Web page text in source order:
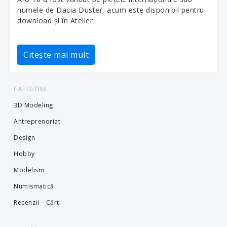
numele de Dacia Duster, acum este disponibil pentru
download și în Atelier
Citește mai mult
CATEGORII
3D Modeling
Antreprenoriat
Design
Hobby
Modelism
Numismatică
Recenzii – Cărți